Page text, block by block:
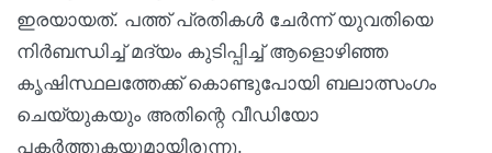
ഇരയായത്. പത്ത് പ്രതികള്‍ ചേര്‍ന്ന് യുവതിയെ
നിര്‍ബന്ധിച്ച് മദ്യം കുടിപ്പിച്ച് ആളൊഴിഞ്ഞ
കൃഷിസ്ഥലത്തേക്ക് കൊണ്ടുപോയി ബലാത്സംഗം
ചെയ്യുകയും അതിന്റെ വീഡിയോ
പകര്‍ത്തുകയുമായിരുന്നു.